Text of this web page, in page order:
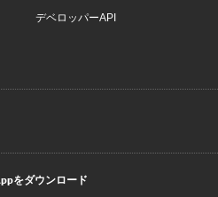
デベロッパーAPI
をダウンロード